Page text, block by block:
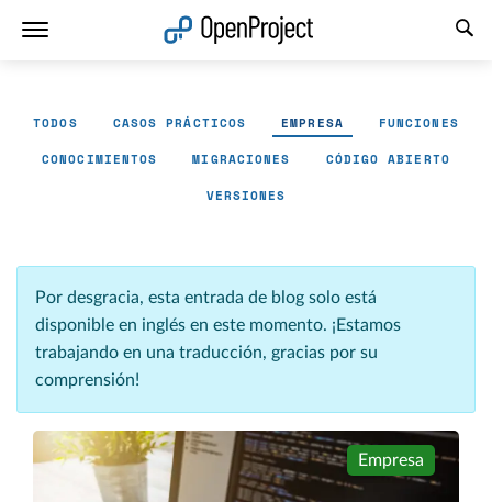
TODOS CASOS PRÁCTICOS EMPRESA FUNCIONES
CONOCIMIENTOS MIGRACIONES CÓDIGO ABIERTO
VERSIONES
Por desgracia, esta entrada de blog solo está
disponible en inglés en este momento. ¡Estamos
trabajando en una traducción, gracias por su
comprensión!
Empresa
Abrir vínculo en un nuevo panel